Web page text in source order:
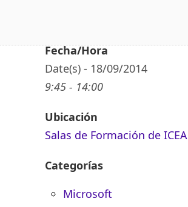
Fecha/Hora
Date(s) - 18/09/2014
9:45 - 14:00
Ubicación
Salas de Formación de ICEA
Categorías
Microsoft